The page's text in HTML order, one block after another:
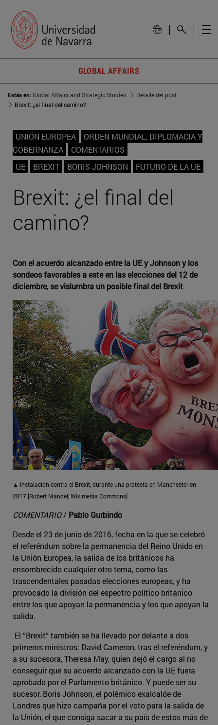
GLOBAL AFFAIRS
Estás en:Global Affairs and Strategic Studies
Detalle del post
Brexit: ¿el final del camino?
UNIÓN EUROPEA
ORDEN MUNDIAL, DIPLOMACIA Y
GOBERNANZA
COMENTARIOS
UE
BREXIT BORIS JOHNSON FUTURO DE LA UE
Brexit: ¿el final del
camino?
Con el acuerdo alcanzado entre la UE y Johnson y los
sondeos favorables a este en las elecciones del 12 de
diciembre, se vislumbra un posible final del Brexit
▲ Instalación contra el Brexit, durante una protesta en Manchester en
2017 [Robert Mandel, Wikimedia Commons]
COMENTARIO/ Pablo Gurbindo
Desde el 23 de junio de 2016, fecha en la que se celebró
el referéndum sobre la permanencia del Reino Unido en
la Unión Europea, la salida de los británicos ha
ensombrecido cualquier otro tema, como las
trascendentales pasadas elecciones europeas, y ha
provocado la división del espectro político británico
entre los que apoyan la permanencia y los que apoyan la
salida.
El “Brexit” también se ha llevado por delante a dos
primeros ministros: David Cameron, tras el referéndum, y
a su sucesora, Theresa May, quien dejó el cargo al no
conseguir que su acuerdo alcanzado con la UE fuera
aprobado por el Parlamento británico. Y puede ser su
sucesor, Boris Johnson, el polémico exalcalde de
Londres que hizo campaña por el voto para la salida de
la Unión, el que consiga sacar a su país de estos más de